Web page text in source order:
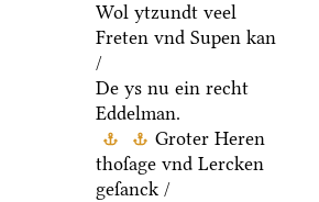
Wol ytzundt veel
Freten vnd Supen kan
/
De ys nu ein recht
Eddelman.
Groter Heren
thoſage vnd Lercken
geſanck /